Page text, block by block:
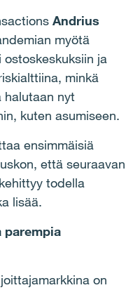
Andrius
myötä
ja
minkä
halutaan nyt
kuten asumiseen.
ensimmäisiä
että seuraavan
todella
lisää.
parempia
on